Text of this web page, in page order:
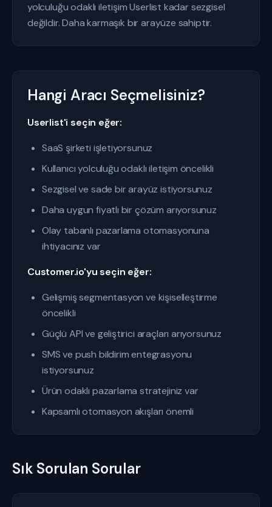
yolculuğu odaklı iletişim Userlist kadar sezgisel
değildir. Daha karmaşık bir arayüze sahiptir.
Hangi Aracı Seçmelisiniz?
Userlist'i seçin eğer:
SaaS şirketi işletiyorsunuz
Kullanıcı yolculuğu odaklı iletişim öncelikli
Sezgisel ve sade bir arayüz istiyorsunuz
Daha uygun fiyatlı bir çözüm arıyorsunuz
Olay tabanlı pazarlama otomasyonuna
ihtiyacınız var
Customer.io'yu seçin eğer:
Gelişmiş segmentasyon ve kişiselleştirme
öncelikli
Güçlü API ve geliştirici araçları arıyorsunuz
SMS ve push bildirim entegrasyonu
istiyorsunuz
Ürün odaklı pazarlama stratejiniz var
Kapsamlı otomasyon akışları önemli
Sık Sorulan Sorular